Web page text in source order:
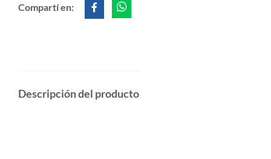
Compartí en:
Descripción del producto